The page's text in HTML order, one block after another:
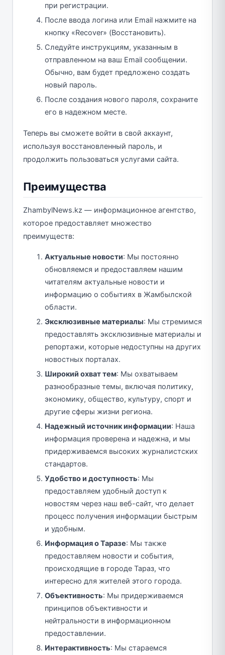
при регистрации.
После ввода логина или Email нажмите на
кнопку «Recover» (Восстановить).
Следуйте инструкциям, указанным в
отправленном на ваш Email сообщении.
Обычно, вам будет предложено создать
новый пароль.
После создания нового пароля, сохраните
его в надежном месте.
Теперь вы сможете войти в свой аккаунт,
используя восстановленный пароль, и
продолжить пользоваться услугами сайта.
Преимущества
ZhambylNews.kz — информационное агентство,
которое предоставляет множество
преимуществ:
Актуальные новости: Мы постоянно
обновляемся и предоставляем нашим
читателям актуальные новости и
информацию о событиях в Жамбылской
области.
Эксклюзивные материалы: Мы стремимся
предоставлять эксклюзивные материалы и
репортажи, которые недоступны на других
новостных порталах.
Широкий охват тем: Мы охватываем
разнообразные темы, включая политику,
экономику, общество, культуру, спорт и
другие сферы жизни региона.
Надежный источник информации: Наша
информация проверена и надежна, и мы
придерживаемся высоких журналистских
стандартов.
Удобство и доступность: Мы
предоставляем удобный доступ к
новостям через наш веб-сайт, что делает
процесс получения информации быстрым
и удобным.
Информация о Таразе: Мы также
предоставляем новости и события,
происходящие в городе Тараз, что
интересно для жителей этого города.
Объективность: Мы придерживаемся
принципов объективности и
нейтральности в информационном
предоставлении.
Интерактивность: Мы стараемся